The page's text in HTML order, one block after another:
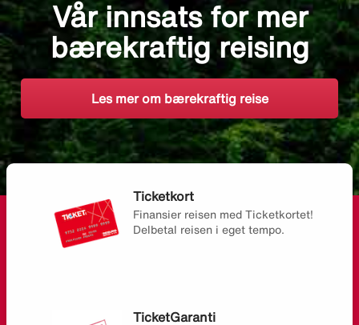
Vår innsats for mer
bærekraftig reising
Les mer om bærekraftig reise
Ticketkort
Finansier reisen med Ticketkortet!
Delbetal reisen i eget tempo.
TicketGaranti